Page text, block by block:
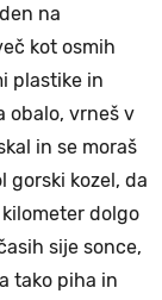
na
kot osmih
plastike in
obalo, vrneš v
in se moraš
gorski kozel, da
dolgo
sije sonce,
tako piha in